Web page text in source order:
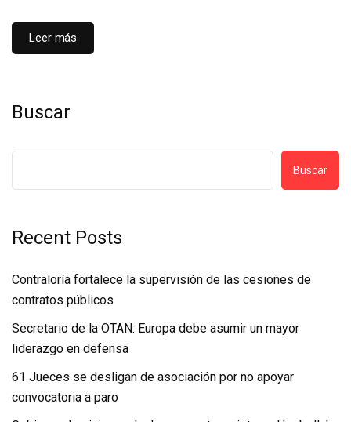
Leer más
Buscar
Buscar
Recent Posts
Contraloría fortalece la supervisión de las cesiones de
contratos públicos
Secretario de la OTAN: Europa debe asumir un mayor
liderazgo en defensa
61 Jueces se desligan de asociación por no apoyar
convocatoria a paro